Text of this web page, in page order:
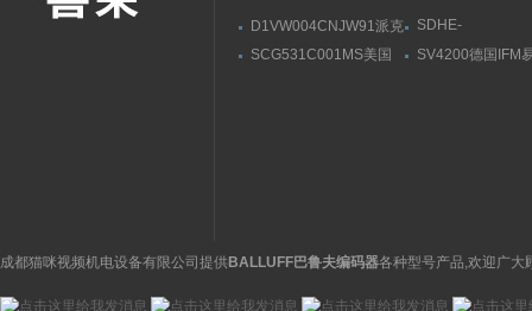
D1VW004CNJW91派克
PARKER换向阀使用注
SDHE-
阿托斯溢流阀参
SCG531C001MS美国
SV4200德国IFM
成都猫咪视频机电设备有限公司提供BALLUFF巴鲁夫编码器各种型号产品,欢迎广大